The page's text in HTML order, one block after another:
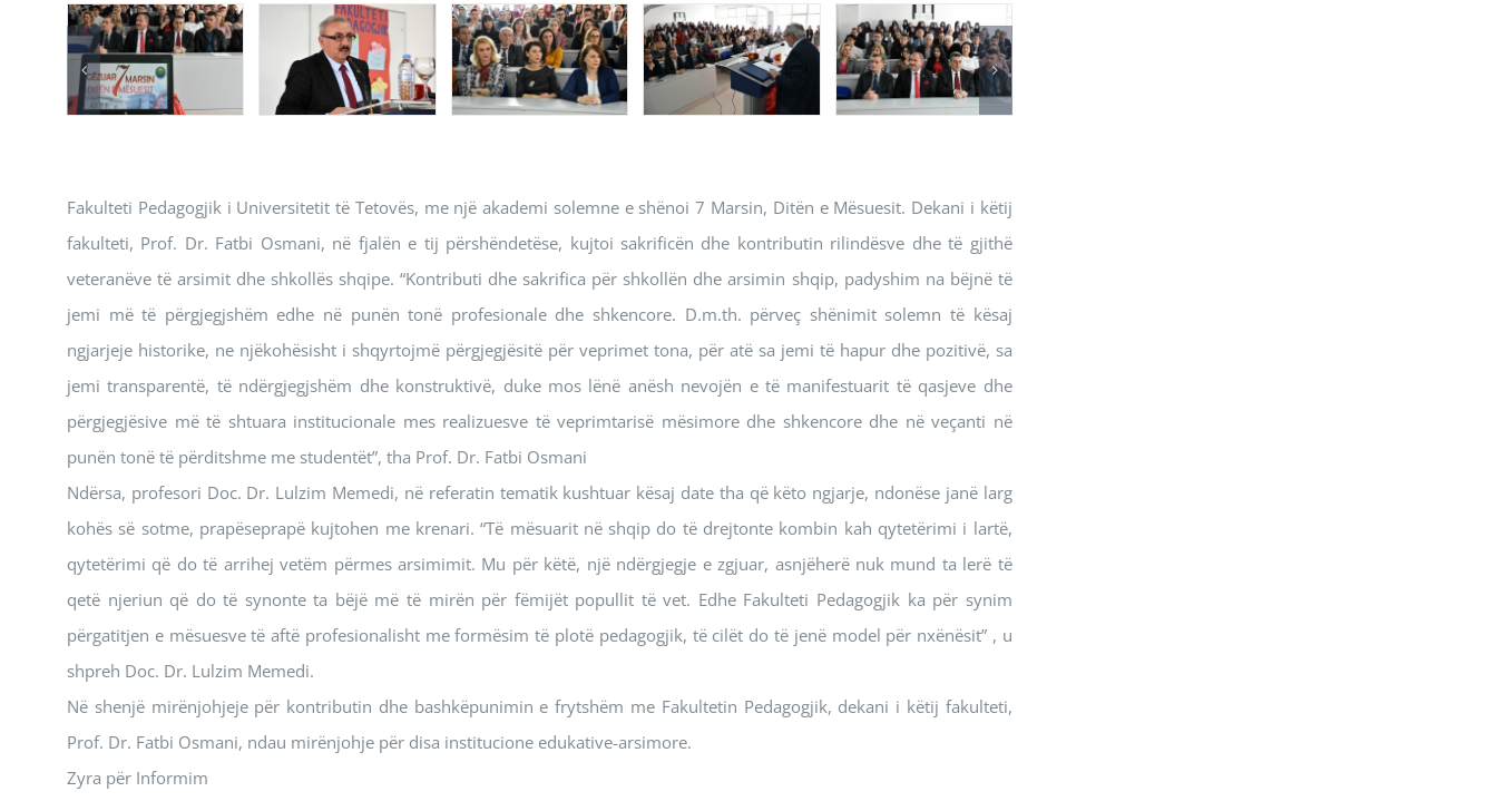
Fakulteti Pedagogjik i Universitetit të Tetovës, me një akademi solemne e shënoi 7 Marsin, Ditën e Mësuesit. Dekani i këtij
fakulteti, Prof. Dr. Fatbi Osmani, në fjalën e tij përshëndetëse, kujtoi sakrificën dhe kontributin rilindësve dhe të gjithë
veteranëve të arsimit dhe shkollës shqipe. “Kontributi dhe sakrifica për shkollën dhe arsimin shqip, padyshim na bëjnë të
jemi më të përgjegjshëm edhe në punën tonë profesionale dhe shkencore. D.m.th. përveç shënimit solemn të kësaj
ngjarjeje historike, ne njëkohësisht i shqyrtojmë përgjegjësitë për veprimet tona, për atë sa jemi të hapur dhe pozitivë, sa
jemi transparentë, të ndërgjegjshëm dhe konstruktivë, duke mos lënë anësh nevojën e të manifestuarit të qasjeve dhe
përgjegjësive më të shtuara institucionale mes realizuesve të veprimtarisë mësimore dhe shkencore dhe në veçanti në
punën tonë të përditshme me studentët”, tha Prof. Dr. Fatbi Osmani
Ndërsa, profesori Doc. Dr. Lulzim Memedi, në referatin tematik kushtuar kësaj date tha që këto ngjarje, ndonëse janë larg
kohës së sotme, prapëseprapë kujtohen me krenari. “Të mësuarit në shqip do të drejtonte kombin kah qytetërimi i lartë,
qytetërimi që do të arrihej vetëm përmes arsimimit. Mu për këtë, një ndërgjegje e zgjuar, asnjëherë nuk mund ta lerë të
qetë njeriun që do të synonte ta bëjë më të mirën për fëmijët popullit të vet. Edhe Fakulteti Pedagogjik ka për synim
përgatitjen e mësuesve të aftë profesionalisht me formësim të plotë pedagogjik, të cilët do të jenë model për nxënësit” , u
shpreh Doc. Dr. Lulzim Memedi.
Në shenjë mirënjohjeje për kontributin dhe bashkëpunimin e frytshëm me Fakultetin Pedagogjik, dekani i këtij fakulteti,
Prof. Dr. Fatbi Osmani, ndau mirënjohje për disa institucione edukative-arsimore.
Zyra për Informim